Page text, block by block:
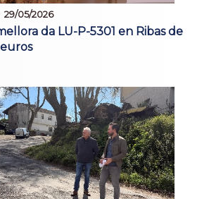
29/05/2026
da LU-P-5301 en Ribas de